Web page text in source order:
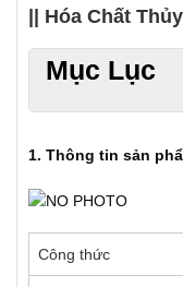
|| Hóa Chất
Mục Lục
1. Thông tin sản
Công thức